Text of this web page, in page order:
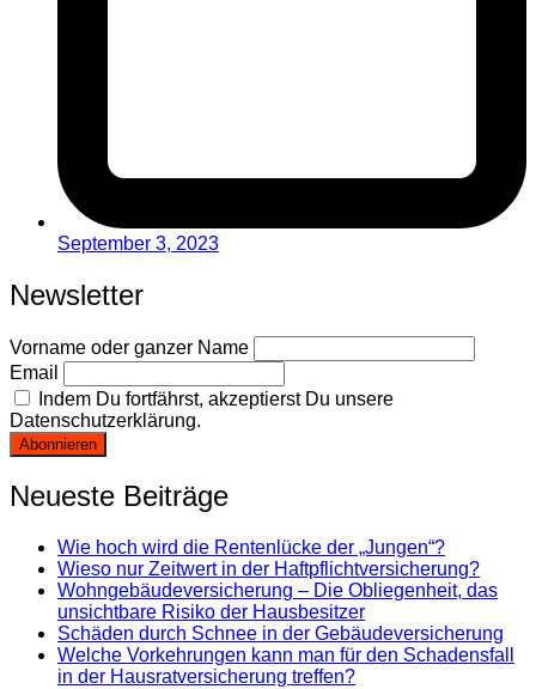
September 3, 2023
Newsletter
Vorname oder ganzer Name
Email
Indem Du fortfährst, akzeptierst Du unsere
Datenschutzerklärung.
Neueste Beiträge
Wie hoch wird die Rentenlücke der „Jungen“?
Wieso nur Zeitwert in der Haftpflichtversicherung?
Wohngebäudeversicherung – Die Obliegenheit, das
unsichtbare Risiko der Hausbesitzer
Schäden durch Schnee in der Gebäudeversicherung
Welche Vorkehrungen kann man für den Schadensfall
in der Hausratversicherung treffen?